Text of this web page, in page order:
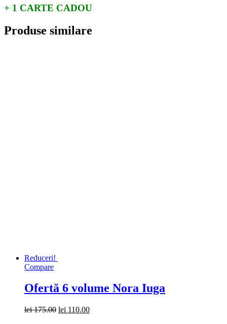
+ 1 CARTE CADOU
Produse similare
Reduceri!
Compare
Ofertă 6 volume Nora Iuga
lei175.00 lei 110.00